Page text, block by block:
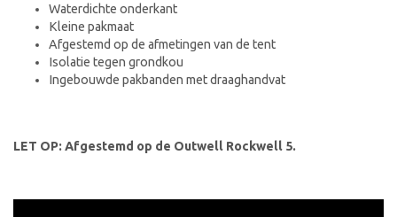
Waterdichte onderkant
Kleine pakmaat
Afgestemd op de afmetingen van de tent
Isolatie tegen grondkou
Ingebouwde pakbanden met draaghandvat
LET OP: Afgestemd op de Outwell Rockwell 5.